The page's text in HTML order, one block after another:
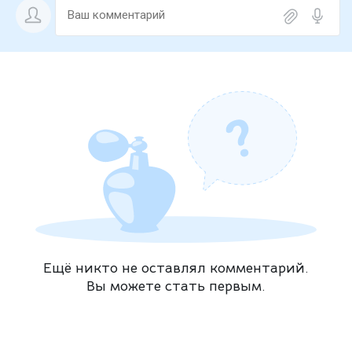
Ещё никто не оставлял комментарий.
Вы можете стать первым.